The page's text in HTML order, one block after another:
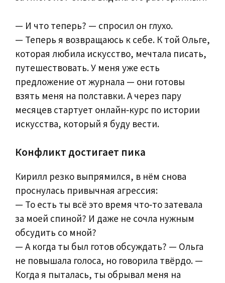
— И что теперь? — спросил он глухо.
— Теперь я возвращаюсь к себе. К той Ольге,
которая любила искусство, мечтала писать,
путешествовать. У меня уже есть
предложение от журнала — они готовы
взять меня на полставки. А через пару
месяцев стартует онлайн‑курс по истории
искусства, который я буду вести.
Конфликт достигает пика
Кирилл резко выпрямился, в нём снова
проснулась привычная агрессия:
— То есть ты всё это время что‑то затевала
за моей спиной? И даже не сочла нужным
обсудить со мной?
— А когда ты был готов обсуждать? — Ольга
не повышала голоса, но говорила твёрдо. —
Когда я пыталась, ты обрывал меня на